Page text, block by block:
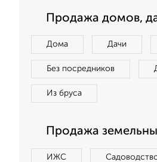
Продажа домов,
Дома Дачи
Без посредников
Из бруса
Продажа
ИЖС